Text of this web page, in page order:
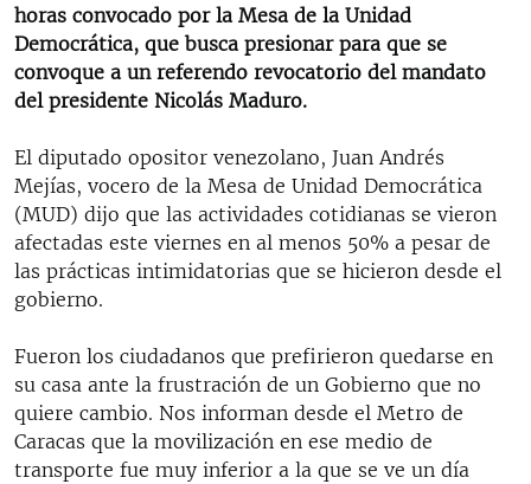
LOS SANTOS DE HIALEAH
DESINFORMACIÓN RUSA EN AMÉRICA LATINA
horas convocado por la Mesa de la Unidad
Democrática, que busca presionar para que se
convoque a un referendo revocatorio del mandato
del presidente Nicolás Maduro.
El diputado opositor venezolano, Juan Andrés
Mejías, vocero de la Mesa de Unidad Democrática
(MUD) dijo que las actividades cotidianas se vieron
afectadas este viernes en al menos 50% a pesar de
las prácticas intimidatorias que se hicieron desde el
gobierno.
Fueron los ciudadanos que prefirieron quedarse en
su casa ante la frustración de un Gobierno que no
quiere cambio. Nos informan desde el Metro de
Caracas que la movilización en ese medio de
transporte fue muy inferior a la que se ve un día